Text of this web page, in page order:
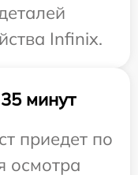
Infinix.
минут
приедет по
осмотра